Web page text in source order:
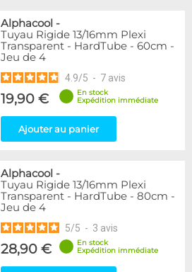
Alphacool -
Tuyau Rigide 13/16mm Plexi
Transparent - HardTube - 60cm -
Jeu de 4
4.9/5 - 7 avis
19,90 €
En stock
Expédition immédiate
Ajouter au panier
Alphacool -
Tuyau Rigide 13/16mm Plexi
Transparent - HardTube - 80cm -
Jeu de 4
5/5 - 3 avis
28,90 €
En stock
Expédition immédiate